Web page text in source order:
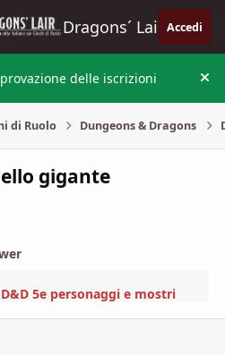
Dragons´ Lair Accedi
delle iscrizioni
di Ruolo Dungeons & Dragons
gigante
D&D 5e personaggi e mostri